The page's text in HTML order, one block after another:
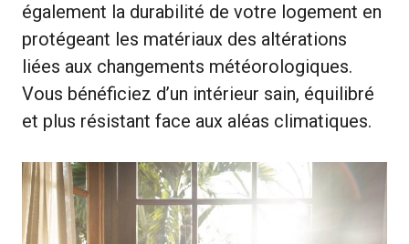
également la durabilité de votre logement en
protégeant les matériaux des altérations
liées aux changements météorologiques.
Vous bénéficiez d’un intérieur sain, équilibré
et plus résistant face aux aléas climatiques.